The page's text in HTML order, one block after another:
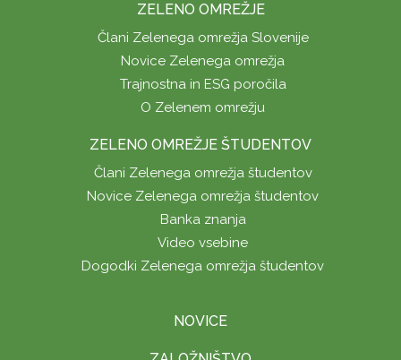
ZELENO OMREŽJE
Člani Zelenega omrežja Slovenije
Novice Zelenega omrežja
Trajnostna in ESG poročila
O Zelenem omrežju
ZELENO OMREŽJE ŠTUDENTOV
Člani Zelenega omrežja študentov
Novice Zelenega omrežja študentov
Banka znanja
Video vsebine
Dogodki Zelenega omrežja študentov
NOVICE